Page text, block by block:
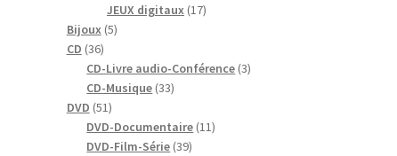
produits
JEUX digitaux 1717
Bijoux 55
CD 3636
produits
CD-Livre audio-Conférence 33
CD-Musique 3333
DVD 5151
produits
DVD-Documentaire 1111
DVD-Film-Série 3939